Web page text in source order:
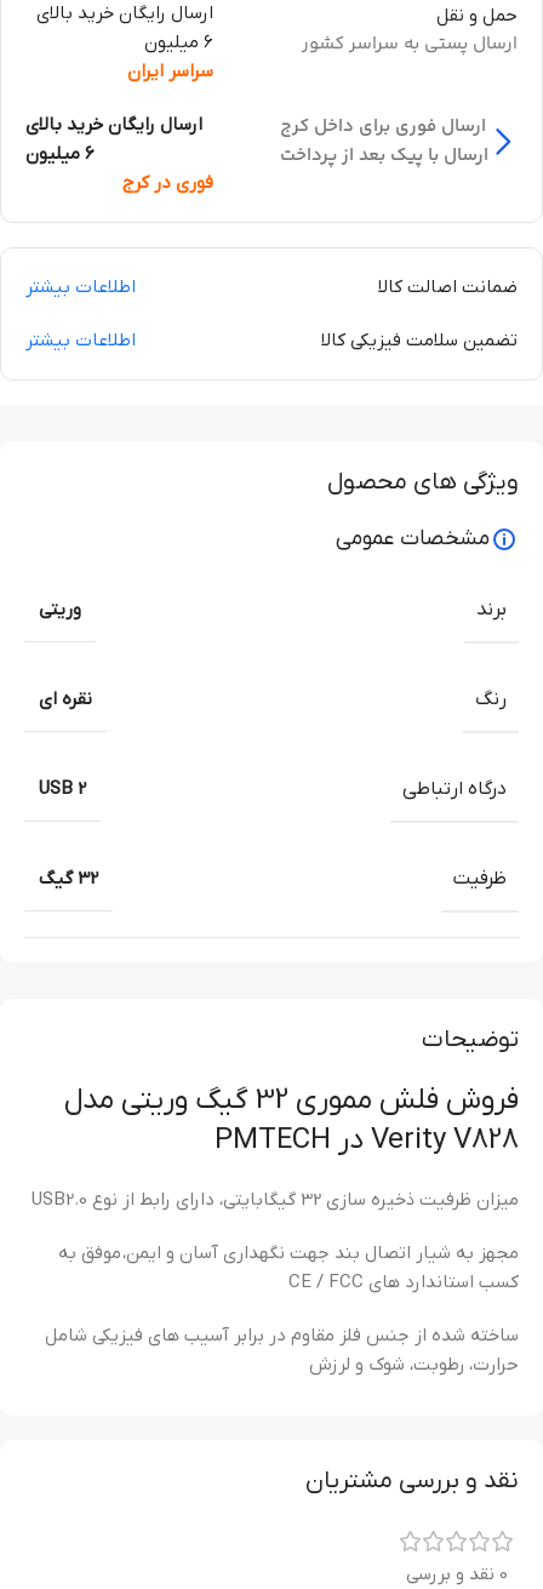
حمل و نقل
ارسال پستی به سراسر کشور
ارسال رایگان خرید بالای
6 میلیون
سراسر ایران
ارسال فوری برای داخل کرج
ارسال با پیک بعد از پرداخت
ارسال رایگان خرید بالای
6 میلیون
فوری در کرج
ضمانت اصالت کالا اطلاعات بیشتر
تضمین سلامت فیزیکی کالا اطلاعات بیشتر
توضیحات
فروش فلش مموری 32 گیگ وریتی مدل
Verity V828 در PMTECH
میزان ظرفیت ذخیره سازی 32 گیگابایتی، دارای رابط از نوع USB2.0
مجهز به شیار اتصال بند جهت نگهداری آسان و ایمن، موفق به
کسب استاندارد های CE / FCC
ساخته شده از جنس فلز مقاوم در برابر آسیب های فیزیکی شامل
حرارت، رطوبت، شوک و لرزش
ویژگی های محصول
مشخصات عمومی
برند وریتی
رنگ نقره ای
درگاه ارتباطی USB 2
ظرفیت 32 گیگ
نقد و بررسی مشتریان
0 نقد و بررسی